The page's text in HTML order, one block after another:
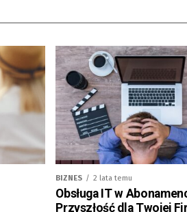
BIZNES 2 lata temu
Obsługa IT w
Przyszłość dla Twojej